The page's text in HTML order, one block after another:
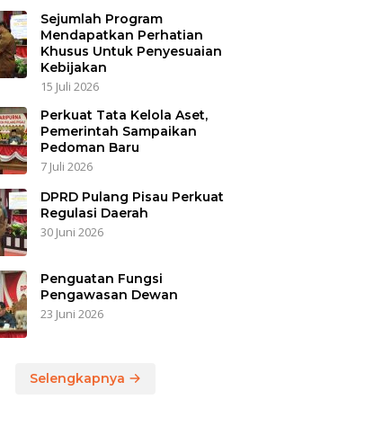
Sejumlah Program
Mendapatkan Perhatian
Khusus Untuk Penyesuaian
Kebijakan
15 Juli 2026
Perkuat Tata Kelola Aset,
Pemerintah Sampaikan
Pedoman Baru
7 Juli 2026
DPRD Pulang Pisau Perkuat
Regulasi Daerah
30 Juni 2026
Penguatan Fungsi
Pengawasan Dewan
23 Juni 2026
Selengkapnya